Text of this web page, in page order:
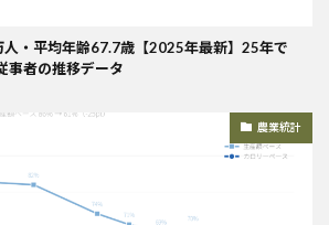
・平均年齢67.7歳【2025年最新】25年で
事者の推移データ
農業統計